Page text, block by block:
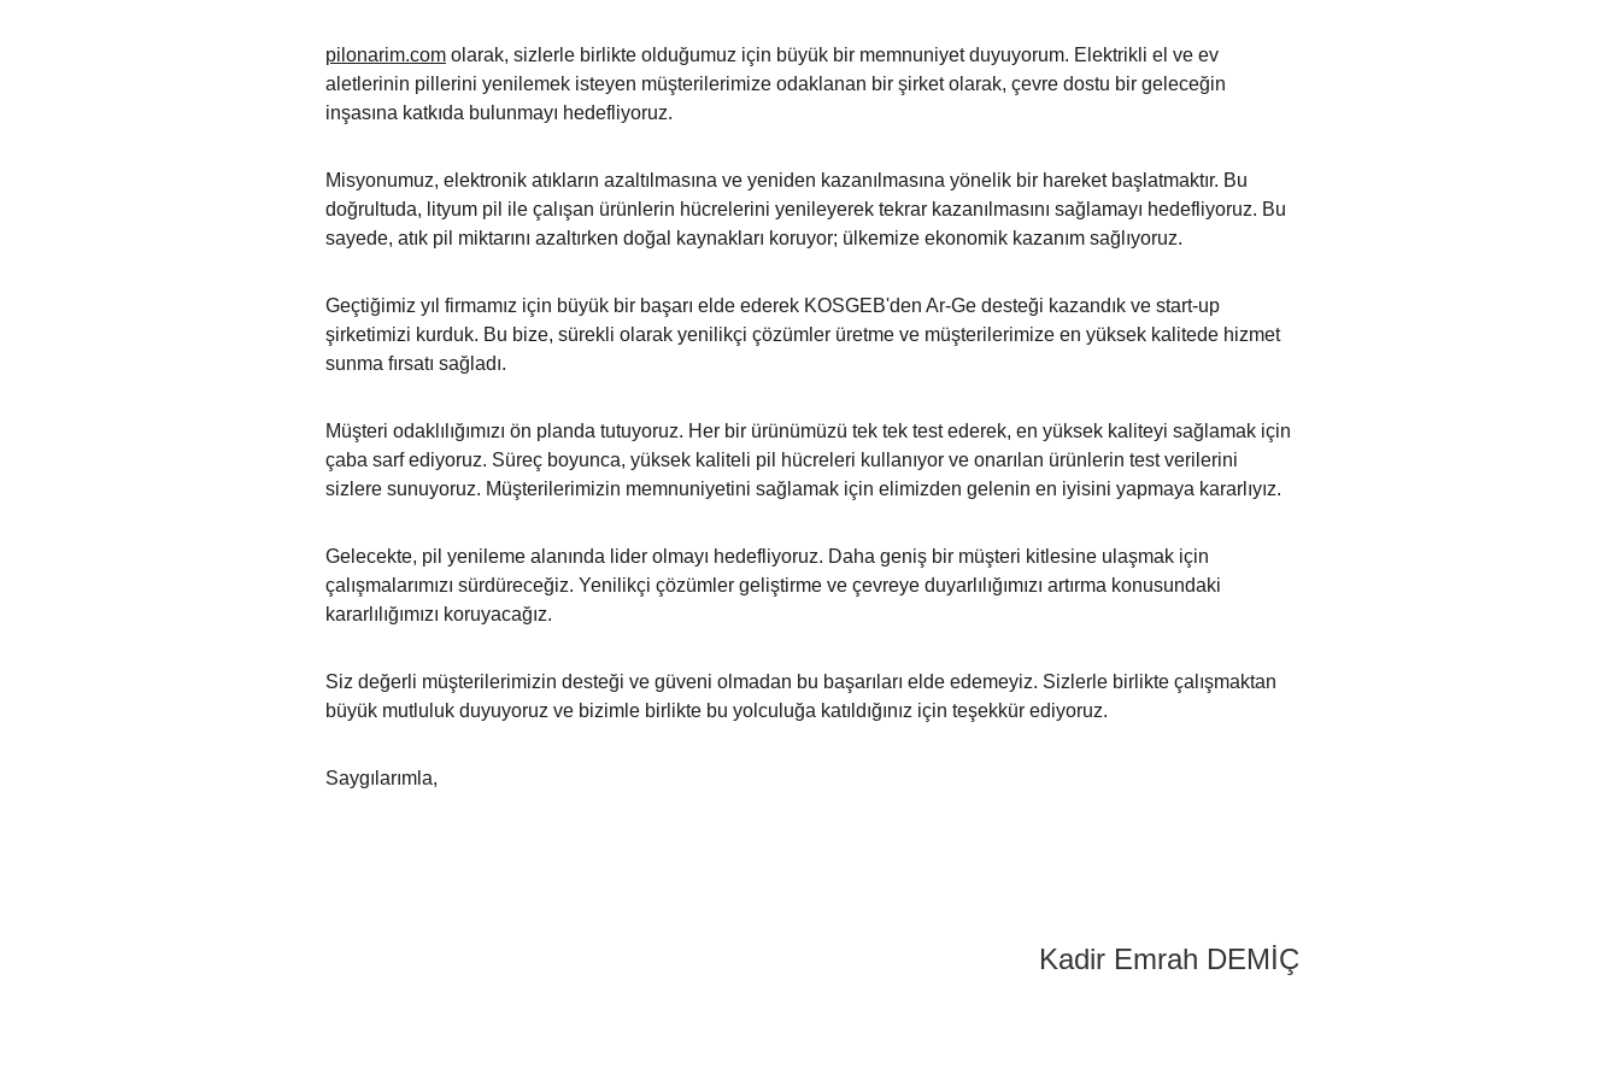
pilonarim.com olarak, sizlerle birlikte olduğumuz için büyük bir memnuniyet duyuyorum. Elektrikli el ve ev
aletlerinin pillerini yenilemek isteyen müşterilerimize odaklanan bir şirket olarak, çevre dostu bir geleceğin
inşasına katkıda bulunmayı hedefliyoruz.
Misyonumuz, elektronik atıkların azaltılmasına ve yeniden kazanılmasına yönelik bir hareket başlatmaktır. Bu
doğrultuda, lityum pil ile çalışan ürünlerin hücrelerini yenileyerek tekrar kazanılmasını sağlamayı hedefliyoruz. Bu
sayede, atık pil miktarını azaltırken doğal kaynakları koruyor; ülkemize ekonomik kazanım sağlıyoruz.
Geçtiğimiz yıl firmamız için büyük bir başarı elde ederek KOSGEB'den Ar-Ge desteği kazandık ve start-up
şirketimizi kurduk. Bu bize, sürekli olarak yenilikçi çözümler üretme ve müşterilerimize en yüksek kalitede hizmet
sunma fırsatı sağladı.
Müşteri odaklılığımızı ön planda tutuyoruz. Her bir ürünümüzü tek tek test ederek, en yüksek kaliteyi sağlamak için
çaba sarf ediyoruz. Süreç boyunca, yüksek kaliteli pil hücreleri kullanıyor ve onarılan ürünlerin test verilerini
sizlere sunuyoruz. Müşterilerimizin memnuniyetini sağlamak için elimizden gelenin en iyisini yapmaya kararlıyız.
Gelecekte, pil yenileme alanında lider olmayı hedefliyoruz. Daha geniş bir müşteri kitlesine ulaşmak için
çalışmalarımızı sürdüreceğiz. Yenilikçi çözümler geliştirme ve çevreye duyarlılığımızı artırma konusundaki
kararlılığımızı koruyacağız.
Siz değerli müşterilerimizin desteği ve güveni olmadan bu başarıları elde edemeyiz. Sizlerle birlikte çalışmaktan
büyük mutluluk duyuyoruz ve bizimle birlikte bu yolculuğa katıldığınız için teşekkür ediyoruz.
Saygılarımla,
Kadir Emrah DEMİÇ